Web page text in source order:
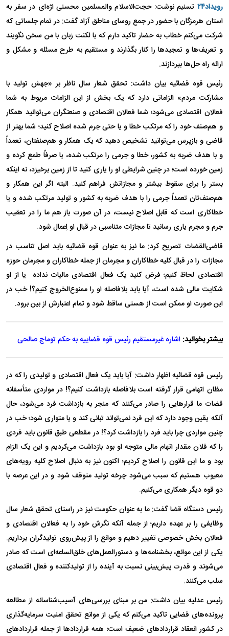
رویداد۲۴
تسنیم نوشت: حجت‌الاسلام والمسلمین محسنی اژه‌ای در سفر به
استان هرمزگان با حضور در جمع روسای مناطق آزاد گفت: در تمام جلساتی که
شرکت می‌کنم خطاب به حضار تاکید دارم که با لکنت زبان با من سخن نگویند
و تعریف‌ها و تمجید‌ها را کنار بگذارند و مستقیم به طرح مسئله و مشکل و
ارائه راه حل‌ها بپردازند.
رئیس قوه قضائیه بیان داشت: تحقق شعار سال ناظر بر «جهش تولید با
مشارکت مردم» الزاماتی دارد که یک بخش از این الزامات مربوط به شما
فعالان اقتصادی می‌شود؛ شما فعالان اقتصادی و صنعتگران می‌توانید همکار
و هم‌صنف خود را که مرتکب خطا و یا حتی جرم شده اصلاح کنید؛ شما بهتر از
قاضی و بازپرس می‌توانید تشخیص دهید که یک همکار و هم‌صنفتان، تعمداً
و با هدف ضربه به کشور، خطا و جرمی را مرتکب شده، یا صرفاً طمع کرده و
زمین خورده است؛ در چنین شرایطی او را یاری کنید تا از زمین برخیزد، نه اینکه
بستر را برای سقوط بیشتر و مجازاتش فراهم کنید. البته اگر این همکار و
هم‌صنف‌تان تعمداً جرمی را با هدف ضربه به کشور و تولید مرتکب شده و یا
خطاکاری است که قابل اصلاح نیست، در آن صورت باز هم ما را در تعقیب
جرم و مجرم یاری رسانید تا مجازات متناسبی در قبال او اِعمال شود.
قاضی‌القضات تصریح کرد: ما نیز به عنوان قوه قضائیه باید اصل تناسب در
مجازات را در قبال کلیه خطاکاران و مجرمان از جمله خطاکاران و مجرمان حوزه
اقتصادی لحاظ کنیم؛ فرض کنید یک فعال اقتصادی مالیات نداده یا از او
شکایت مالی شده است، آیا باید بلافاصله او را ممنوع‌الخروج کنیم؟! خب در
این صورت او ممکن است از هستی ساقط شود و تمام اعتبارش از بین برود.
بیشتر بخوانید:اشاره غیرمستقیم رئیس قوه قضاییه به حکم توماج صالحی
رئیس قوه قضائیه اظهار داشت: آیا باید یک فعال اقتصادی و تولیدی را که در
مظان اتهامی قرار گرفته است بلافاصله بازداشت کنیم؟! در مواردی متأسفانه
قضات ما قرار‌هایی را صادر می‌کنند که منجر به بازداشت فرد می‌شود، حال
آنکه یقین وجود دارد که این فرد نمی‌تواند تبانی کند و یا متواری شود؛ خب در
چنین مواردی چرا باید فرد را بازداشت کرد؟! در مقطعی طبق قانون باید فردی
را که فلان مقدار اتهام مالی متوجه او بود بازداشت می‌کردیم و این یک الزام
بود و ما این قانون را اصلاح کردیم؛ اکنون نیز به دنبال اصلاح کلیه رویه‌های
معیوب هستیم که سبب می‌شود چرخه تولید متوقف شود و در این عرصه با
دو قوه دیگر همکاری می‌کنیم.
رئیس دستگاه قضا گفت: ما به عنوان حکومت نیز در راستای تحقق شعار سال
وظایفی را بر عهده داریم؛ از جمله آنکه نگرش خود را به فعالان اقتصادی و
فعالان بخش خصوصی تغییر دهیم و موانع را از پیش‌روی تولیدگران برداریم.
یکی از این موانع، بخشنامه‌ها و دستورالعمل‌های خلق‌الساعه‌ای است که صادر
می‌شوند و قدرت پیش‌بینی نسبت به آینده را از تولیدکننده و فعال اقتصادی
سلب می‌کنند.
رئیس عدلیه بیان داشت: من بر مبنای بررسی‌های آسیب‌شناسانه از مطالعه
پرونده‌های قضایی تاکید می‌کنم که یکی از موانع تحقق امنیت سرمایه‌گذاری
در کشور انعقاد قرارداد‌های ضعیف است؛ همه قرارداد‌ها از جمله قرارداد‌های